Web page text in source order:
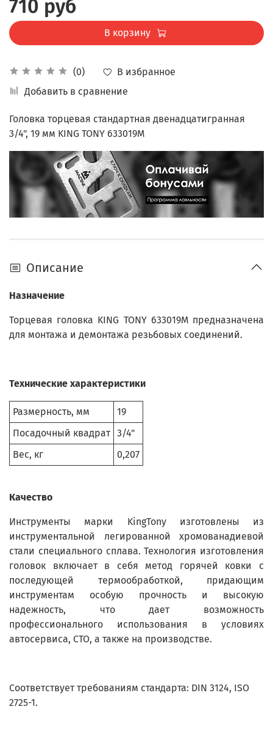
(0)
В избранное
Добавить в сравнение
710 руб
В корзину
Головка торцевая стандартная двенадцатигранная
3/4", 19 мм KING TONY 633019M
Описание
Назначение
Торцевая головка KING TONY 633019M предназначена
для монтажа и демонтажа резьбовых соединений.
Технические характеристики
Размерность, мм
19
Посадочный квадрат 3/4"
Вес, кг
0,207
Качество
Инструменты марки KingTony изготовлены из
инструментальной легированной хромованадиевой
стали специального сплава. Технология изготовления
головок включает в себя метод горячей ковки с
последующей термообработкой, придающим
инструментам особую прочность и высокую
надежность, что дает возможность
профессионального использования в условиях
автосервиса, СТО, а также на производстве.
Соответствует требованиям стандарта: DIN 3124, ISO
2725-1.